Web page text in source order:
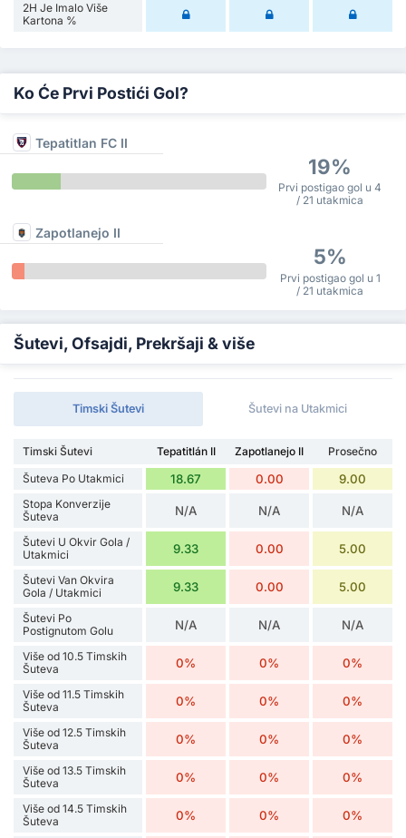
2H Je Imalo Više
Kartona %
Ko Će Prvi Postići Gol?
Tepatitlan FC II
19%
Prvi postigao gol u 4
/ 21 utakmica
Zapotlanejo II
5%
Prvi postigao gol u 1
/ 21 utakmica
Šutevi, Ofsajdi, Prekršaji & više
Timski Šutevi Šutevi na Utakmici
Timski Šutevi Tepatitlán II Zapotlanejo II
Prosečno
Šuteva Po Utakmici
18.67 0.00 9.00
Stopa Konverzije
Šuteva
N/A N/A N/A
Šutevi U Okvir Gola /
Utakmici
9.33 0.00 5.00
Šutevi Van Okvira
Gola / Utakmici
9.33 0.00 5.00
Šutevi Po
Postignutom Golu
N/A N/A N/A
Više od 10.5 Timskih
Šuteva
0% 0% 0%
Više od 11.5 Timskih
Šuteva
0% 0% 0%
Više od 12.5 Timskih
Šuteva
0% 0% 0%
Više od 13.5 Timskih
Šuteva
0% 0% 0%
Više od 14.5 Timskih
Šuteva
0% 0% 0%